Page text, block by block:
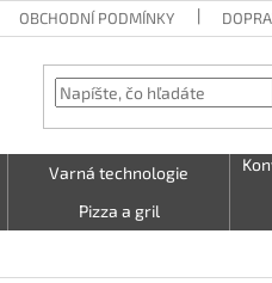
OBCHODNÍ PODMÍNKY
Varná technologie
Pizza a gril